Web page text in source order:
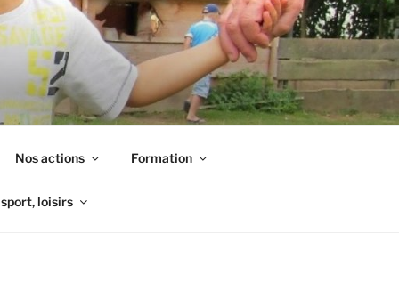
Nos actions Formation
loisirs